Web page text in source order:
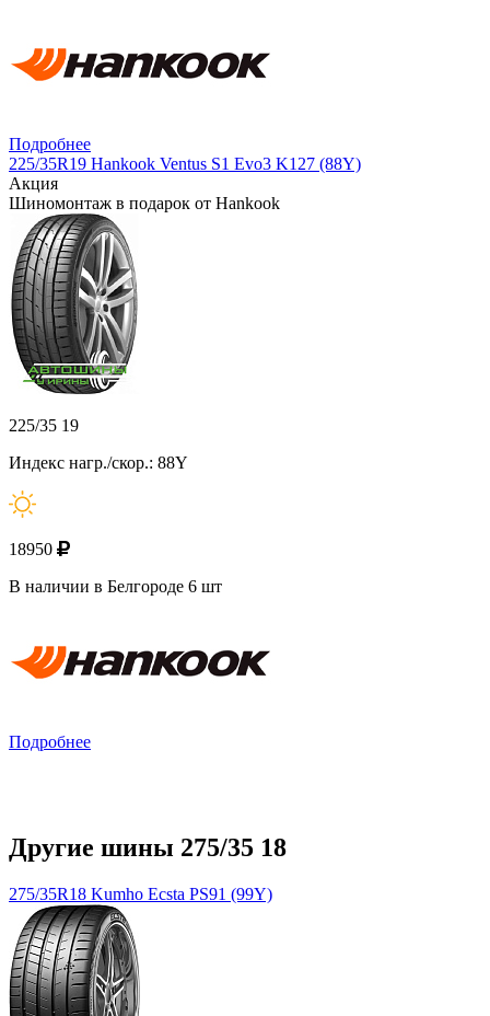
Подробнее
225/35R19 Hankook Ventus S1 Evo3 K127 (88Y)
Акция
Шиномонтаж в подарок от Hankook
225/35 19
Индекс нагр./скор.: 88Y
18950
В наличии в Белгороде 6 шт
Подробнее
Другие шины 275/35 18
275/35R18 Kumho Ecsta PS91 (99Y)